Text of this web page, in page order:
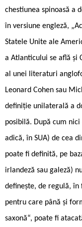
chestiunea spinoasă a
în versiune engleză,
Statele Unite ale
a Atlanticului se află și
al unei literaturi
Leonard Cohen sau
definiție unilaterală a
posibilă. După cum
adică, în SUA) de cea
poate fi definită, pe
irlandeză sau galeză)
definește, de regulă,
pentru care până și
saxonă“, poate fi